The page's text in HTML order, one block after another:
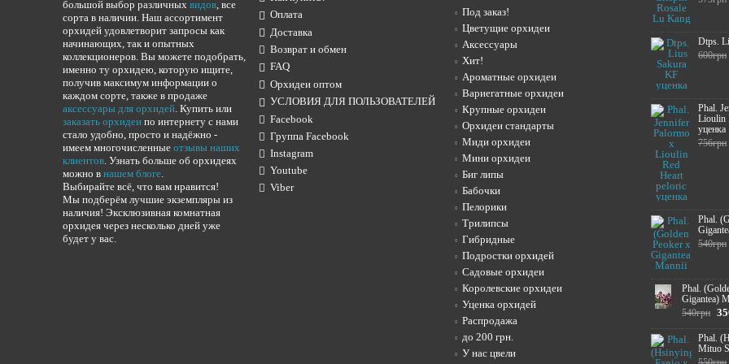
большой выбор различных видов, все
сорта в наличии. Наш ассортимент
орхидей удовлетворит запросы как
начинающих, так и опытных
коллекционеров. Вы можете подобрать,
именно ту орхидею, которую ищите,
получив максимум информации о
каждом сорте, также в продаже
аксессуары для орхидей. Купить или
заказать орхидеи по интернету с нами
стало удобно, просто и надёжно -
имеем многочисленные отзывы наших
клиентов. Узнать больше об орхидеях
можно в нашем блоге.
Выбирайте всё, что вам нравится!
Мы подберём лучшие экземпляры из
наличия! Эксклюзивная комнатная
орхидея через несколько дней уже
будет у вас.
Оплата
Доставка
Возврат и обмен
FAQ
Орхидеи оптом
УСЛОВИЯ ДЛЯ ПОЛЬЗОВАТЕЛЕЙ
Facebook
Группа Facebook
Instagram
Youtube
Viber
Под заказ!
Цветущие орхидеи
Аксессуары
Хит!
Ароматные орхидеи
Вариегатные орхидеи
Крупные орхидеи
Орхидеи стандарты
Миди орхидеи
Мини орхидеи
Биг липы
Бабочки
Пелорики
Трилипсы
Гибридные
Подростки орхидей
Садовые орхидеи
Королевские орхидеи
Уценка орхидей
Распродажа
до 200 грн.
У нас цвели
Dtps.
600грн
Phal.
Lioulin
уценка
756грн
Phal.
540грн
Phal.
Gigantea)
540грн
Phal.
Mituo